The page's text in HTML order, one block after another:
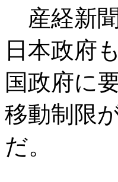
産経新
日本政府
国政府に
移動制限
だ。